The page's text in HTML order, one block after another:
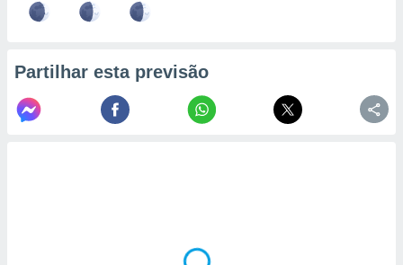
Partilhar esta previsão